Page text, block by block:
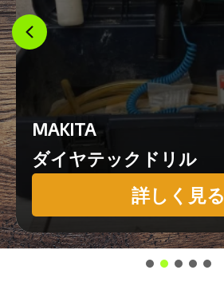
MAKITA
ダイヤテックドリル
詳しく見る